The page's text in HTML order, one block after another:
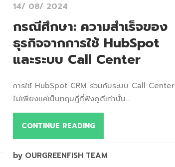
14/ 08/ 2024
กรณีศึกษา: ความสำเร็จของ
ธุรกิจจากการใช้ HubSpot
และระบบ Call Center
การใช้ HubSpot CRM ร่วมกับระบบ Call Center
ไม่เพียงแค่เป็นทฤษฎีที่ฟังดูดีเท่านั้น...
CONTINUE READING
by OURGREENFISH TEAM